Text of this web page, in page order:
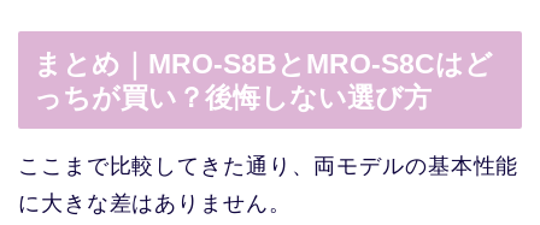
まとめ｜MRO-S8BとMRO-S8Cはど
っちが買い？後悔しない選び方
ここまで比較してきた通り、両モデルの基本性能
に大きな差はありません。